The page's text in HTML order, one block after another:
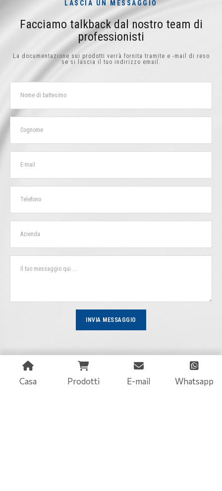
LASCIA UN MESSAGGIO
Facciamo talkback dal nostro team di
professionisti
La documentazione sui prodotti verrà fornita tramite e -mail di reso
se si lascia il tuo indirizzo email.
INVIA MESSAGGIO
Casa Prodotti E-mail Whatsapp